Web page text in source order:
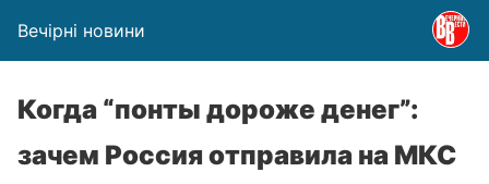
Вечірні новини
Когда “понты дороже денег”:
зачем Россия отправила на МКС